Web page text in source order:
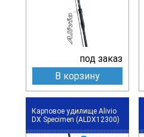
под заказ
В корзину
Карповое удилище Alivio
DX Specimen (ALDX12300)